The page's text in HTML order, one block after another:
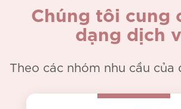
Chúng tôi cung
dạng dịch
Theo các nhóm nhu cầu của